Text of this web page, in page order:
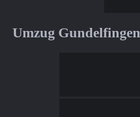
Umzug Gundelfingen